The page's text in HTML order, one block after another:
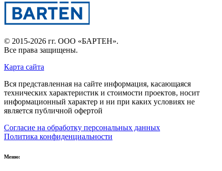
© 2015-2026 гг. ООО «БАРТЕН».
Все права защищены.
Карта сайта
Вся представленная на сайте информация, касающаяся
технических характеристик и стоимости проектов, носит
информационный характер и ни при каких условиях не
является публичной офертой
Согласие на обработку персональных данных
Политика конфиденциальности
Меню: